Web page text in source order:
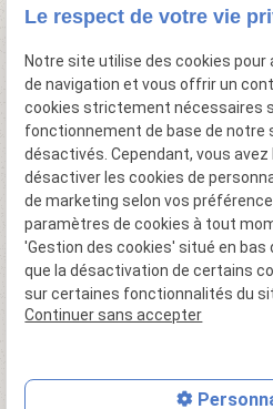
Activités du camping
Location de mobil
La région
Vente de mobil home
Actualités
Contact
Plan du site
Politique de
Mentions légales
Politique de
Gestion des cookies
Le respect de votre vie
Notre site utilise des cookies pour
de navigation et vous offrir un
cookies strictement nécessaires
fonctionnement de base de notre
désactivés. Cependant, vous
désactiver les cookies de
de marketing selon vos
paramètres de cookies à tout
'Gestion des cookies' situé en
que la désactivation de certains
sur certaines fonctionnalités du
Continuer sans accepter